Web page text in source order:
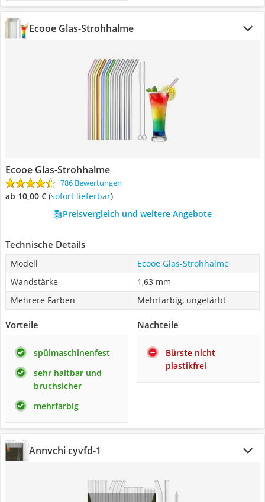
Ecooe Glas-Strohhalme
Ecooe Glas-Strohhalme
786 Bewertungen
ab 10,00 € ( Sofort lieferbar)
Preisvergleich und weitere Angebote
Technische Details
Modell
Ecooe Glas-Strohhalme
Wandstärke
1,63 mm
Mehrere Farben
Mehrfarbig, ungefärbt
Vorteile
spülmaschinenfest
sehr haltbar und
bruchsicher
mehrfarbig
Nachteile
Bürste nicht
plastikfrei
Annvchi cyvfd-1